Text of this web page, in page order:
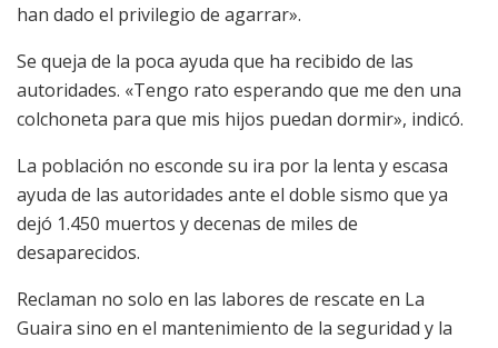
han dado el privilegio de agarrar».
Se queja de la poca ayuda que ha recibido de las
autoridades. «Tengo rato esperando que me den una
colchoneta para que mis hijos puedan dormir», indicó.
La población no esconde su ira por la lenta y escasa
ayuda de las autoridades ante el doble sismo que ya
dejó 1.450 muertos y decenas de miles de
desaparecidos.
Reclaman no solo en las labores de rescate en La
Guaira sino en el mantenimiento de la seguridad y la